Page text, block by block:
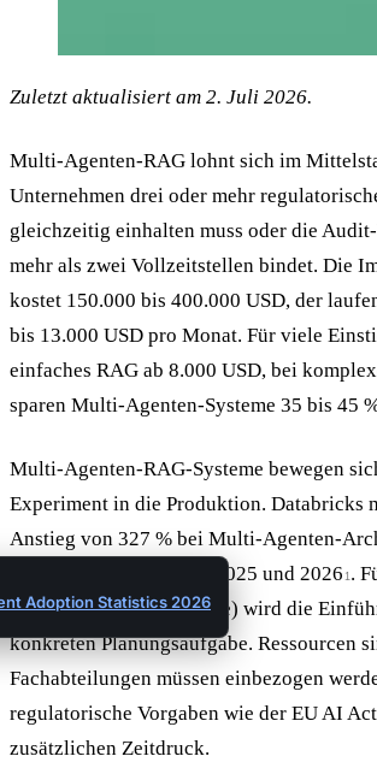
Zuletzt aktualisiert am 2. Juli 2026.
Multi-Agenten-RAG lohnt sich im
Unternehmen drei oder mehr
gleichzeitig einhalten muss oder die
mehr als zwei Vollzeitstellen bindet. Die
kostet 150.000 bis 400.000 USD, der
bis 13.000 USD pro Monat. Für viele
einfaches RAG ab 8.000 USD, bei
sparen Multi-Agenten-Systeme 35 bis 45
Multi-Agenten-RAG-Systeme bewegen
Experiment in die Produktion. Databricks
Anstieg von 327 % bei Multi-Agenten-
Unternehmen zwischen 2025 und 2026 1
Adoption Statistics 2026
.
(50 bis 500 Mitarbeitende) wird die
konkreten Planungsaufgabe. Ressourcen
Fachabteilungen müssen einbezogen
regulatorische Vorgaben wie der EU AI
zusätzlichen Zeitdruck.